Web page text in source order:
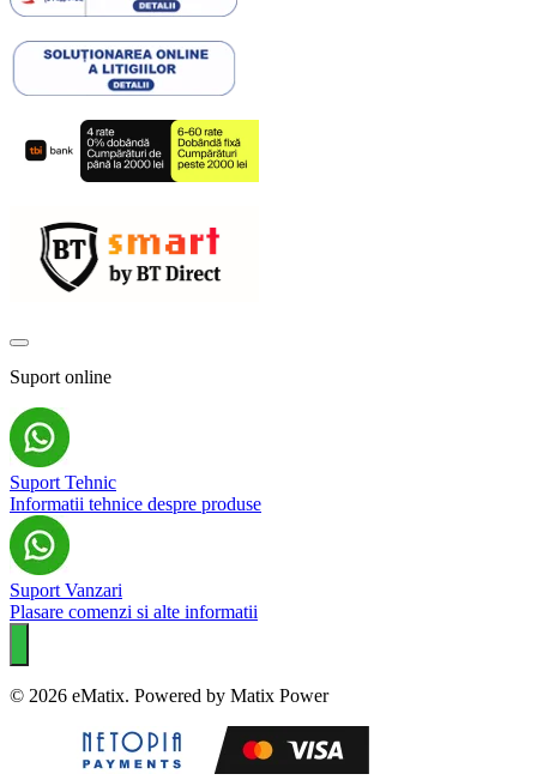
Suport online
Suport Tehnic
Informatii tehnice despre produse
Suport Vanzari
Plasare comenzi si alte informatii
© 2026 eMatix. Powered by Matix Power